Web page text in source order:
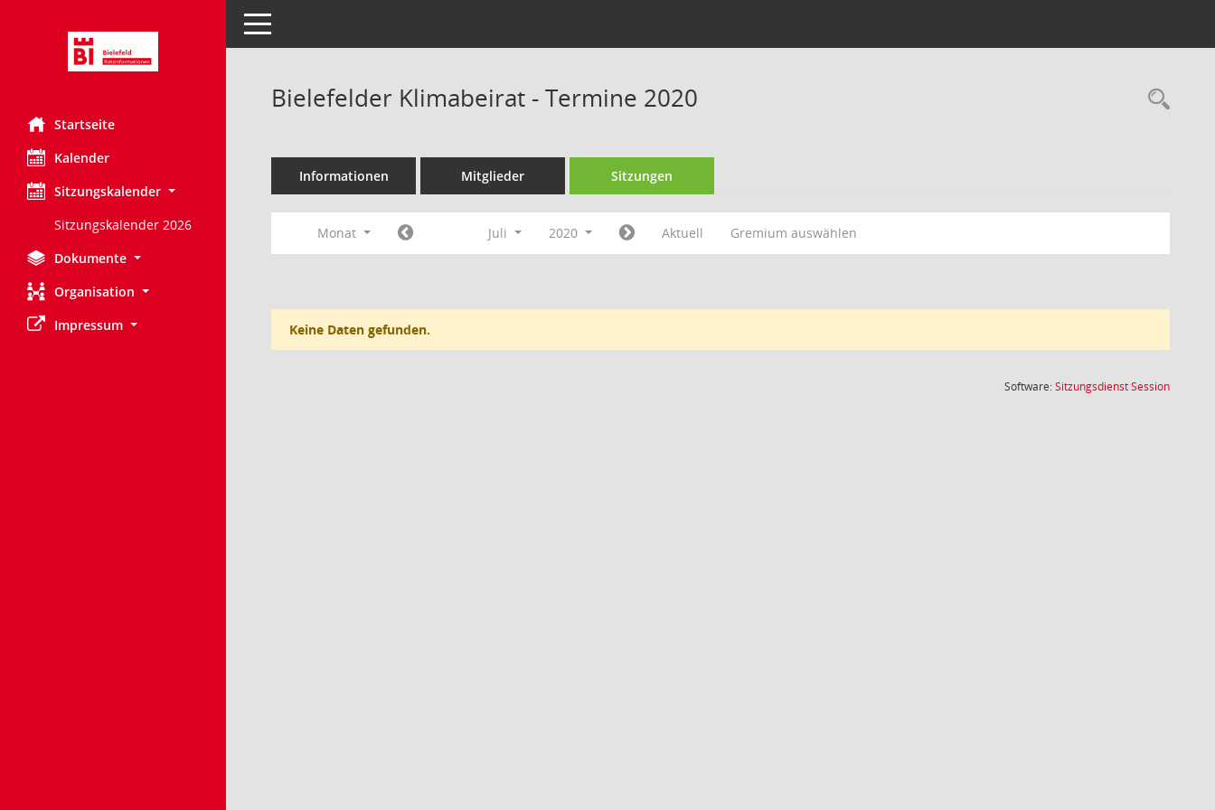
Startseite
Kalender
Sitzungskalender
Sitzungskalender 2026
Dokumente
Organisation
Impressum
Toggle navigation
Bielefelder Klimabeirat - Termine 2020
Informationen Mitglieder Sitzungen
Monat Juli 2020 Aktuell Gremium auswählen
Keine Daten gefunden.
Software:SitzungsdienstSession(Wird in